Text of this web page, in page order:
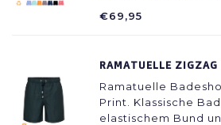
€69,95
RAMATUELLE ZIGZAG
Ramatuelle
Print. Klassische
elastischem Bund